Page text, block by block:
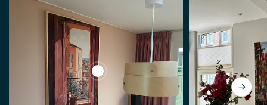
View Matisse inspriert Open Window